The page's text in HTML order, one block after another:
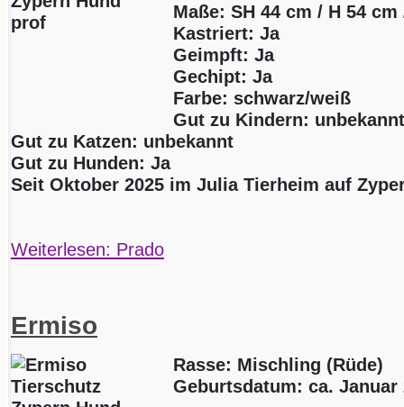
Maße: SH 44 cm / H 54
Kastriert: Ja
Geimpft: Ja
Gechipt: Ja
Farbe: schwarz/weiß
Gut zu Kindern: unbekannt
Gut zu Katzen: unbekannt
Gut zu Hunden: Ja
Seit Oktober 2025 im Julia Tierheim auf
Weiterlesen: Prado
Ermiso
Rasse: Mischling (Rüde)
Geburtsdatum: ca. Januar